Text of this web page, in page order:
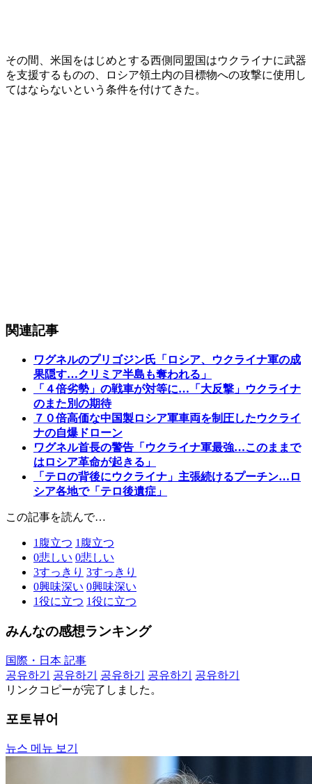
その間、米国をはじめとする西側同盟国はウクライナに武器
を支援するものの、ロシア領土内の目標物への攻撃に使用し
てはならないという条件を付けてきた。
関連記事
ワグネルのプリゴジン氏「ロシア、ウクライナ軍の成
果隠す…クリミア半島も奪われる」
「４倍劣勢」の戦車が対等に…「大反撃」ウクライナ
のまた別の期待
７０倍高価な中国製ロシア軍車両を制圧したウクライ
ナの自爆ドローン
ワグネル首長の警告「ウクライナ軍最強…このままで
はロシア革命が起きる」
「テロの背後にウクライナ」主張続けるプーチン…ロ
シア各地で「テロ後遺症」
この記事を読んで…
1 腹立つ 1 腹立つ
0悲しい 0悲しい
3すっきり 3すっきり
0興味深い 0興味深い
1役に立つ 1役に立つ
みんなの感想ランキング
国際・日本 記事
공유하기
공유하기 공유하기 공유하기
공유하기
リンクコピーが完了しました。
포토뷰어
뉴스 메뉴 보기